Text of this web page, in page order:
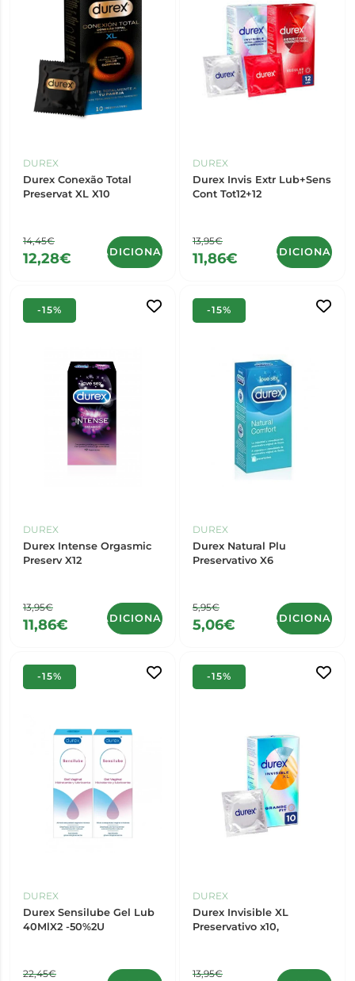
DUREX
Durex Conexão Total
Preservat XL X10
14,45€
12,28€ ADICIONAR
DUREX
Durex Invis Extr Lub+Sens
Cont Tot12+12
13,95€
11,86€ ADICIONAR
-15%
DUREX
Durex Intense Orgasmic
Preserv X12
13,95€
11,86€ ADICIONAR
-15%
DUREX
Durex Natural Plu
Preservativo X6
5,95€
5,06€ ADICIONAR
-15%
DUREX
Durex Sensilube Gel Lub
40MlX2 -50%2U
22,45€
-15%
DUREX
Durex Invisible XL
Preservativo x10,
13,95€